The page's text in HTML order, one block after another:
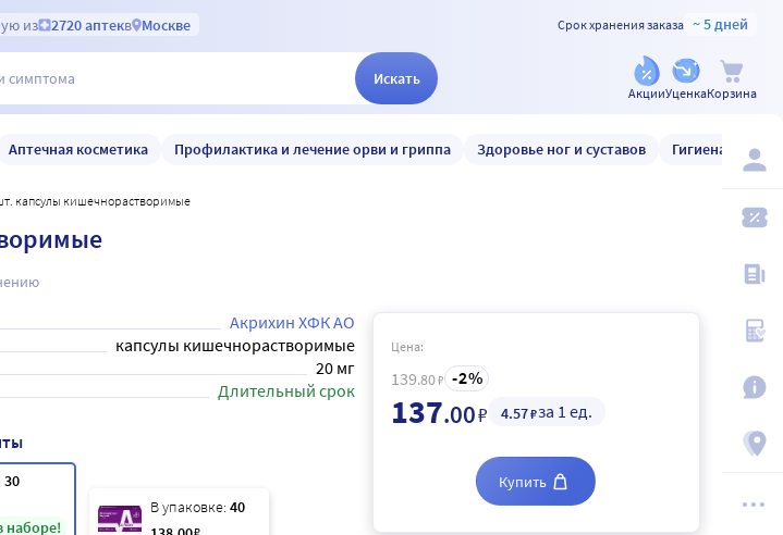
из 2720 аптекв Москве Срок хранения заказа ~ 5 дней
Искать
АкцииУценкаКорзина
Аптечная косметика Профилактика и лечение орви и гриппа Здоровье ног и суставов Гигиена и уход
капсулы кишечнорастворимые
Акрихин ХФК АО
капсулы кишечнорастворимые
20 мг
Длительный срок
30
наборе!
В упаковке: 40
Цена:
139.80₽ 2
137.00₽ 4.57₽за 1 ед.
Купить